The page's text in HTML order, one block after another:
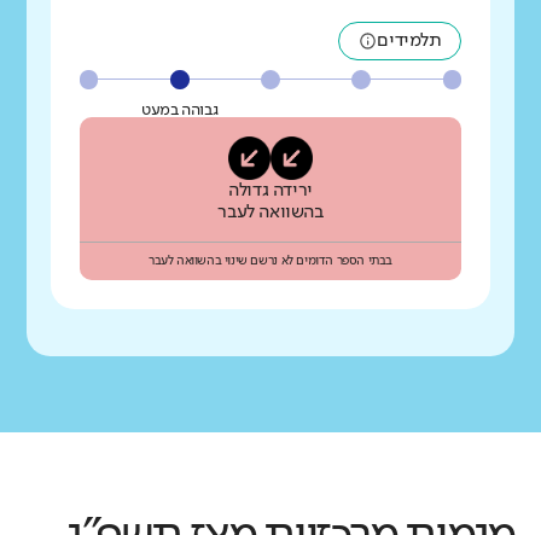
תלמידים
גבוהה במעט
ירידה גדולה
בהשוואה לעבר
בבתי הספר הדומים לא נרשם שינוי בהשוואה לעבר